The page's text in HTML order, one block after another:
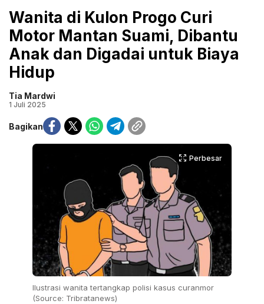
Wanita di Kulon Progo Curi
Motor Mantan Suami, Dibantu
Anak dan Digadai untuk Biaya
Hidup
Tia Mardwi
1 Juli 2025
Bagikan
Perbesar
Ilustrasi wanita tertangkap polisi kasus curanmor
(Source: Tribratanews)